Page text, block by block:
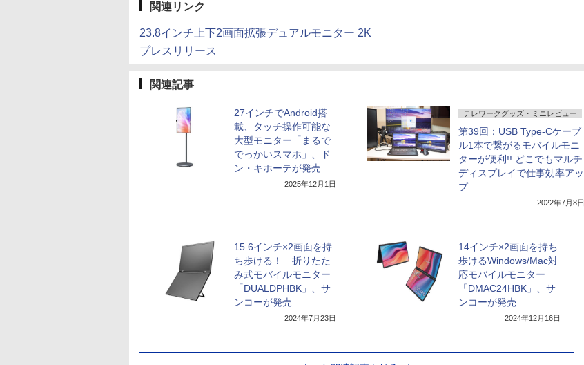
関連リンク
23.8インチ上下2画面拡張デュアルモニター 2K
プレスリリース
関連記事
27インチでAndroid搭
載、タッチ操作可能な
大型モニター「まるで
でっかいスマホ」、ド
ン・キホーテが発売
2025年12月1日
テレワークグッズ・ミニレビュー
第39回：USB Type-Cケーブ
ル1本で繋がるモバイルモニ
ターが便利!! どこでもマルチ
ディスプレイで仕事効率アッ
プ
2022年7月8日
15.6インチ×2画面を持
ち歩ける！ 折りたた
み式モバイルモニター
「DUALDPHBK」、サ
ンコーが発売
2024年7月23日
14インチ×2画面を持ち
歩けるWindows/Mac対
応モバイルモニター
「DMAC24HBK」、サ
ンコーが発売
2024年12月16日